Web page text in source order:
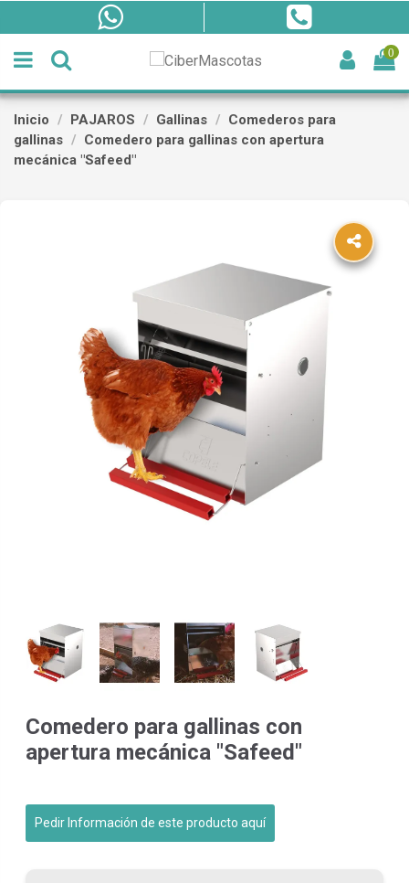
0
Inicio PAJAROS Gallinas
Comederos para
gallinas
Comedero para gallinas con apertura
mecánica "Safeed"
Comedero para gallinas con
apertura mecánica "Safeed"
Pedir Información de este producto aquí